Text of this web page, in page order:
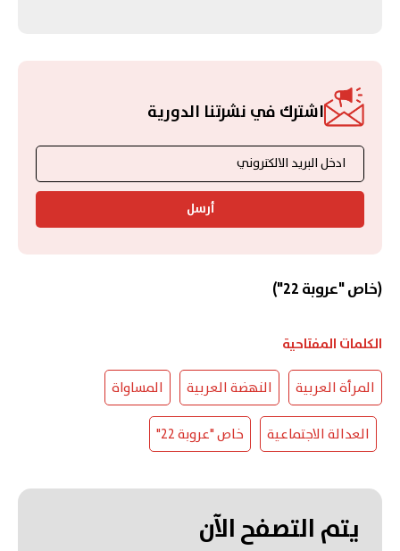
اشترك في نشرتنا الدورية
أرسل
(خاص "عروبة 22")
الكلمات المفتاحية
المرأة العربية النهضة العربية المساواة
العدالة الاجتماعية خاص "عروبة 22"
يتم التصفح الآن